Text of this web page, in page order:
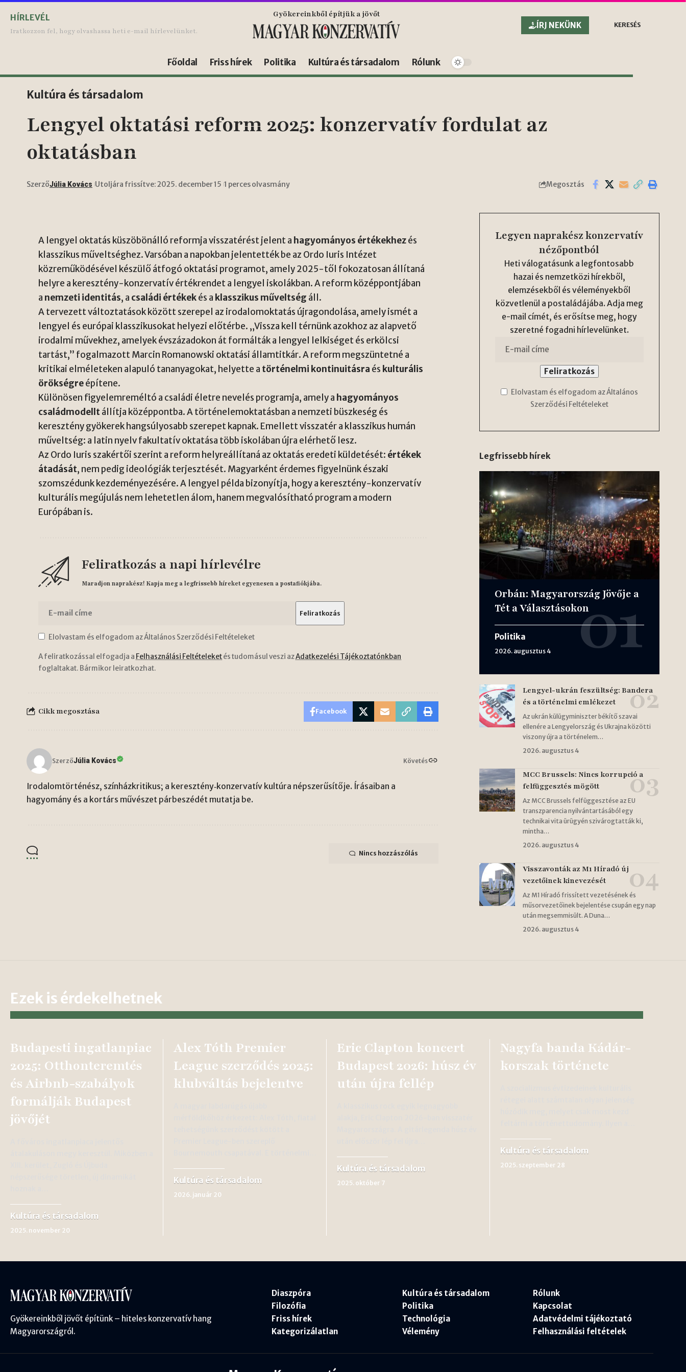
HÍRLEVÉL
Iratkozzon fel, hogy olvashassa heti e-mail hírlevelünket.
Gyökereinkből építjük a jövőt
ÍRJ NEKÜNK
KERESÉS
Főoldal Friss hírek Politika Kultúra és társadalom Rólunk
Kultúra és társadalom
Lengyel oktatási reform 2025: konzervatív fordulat az
oktatásban
SzerzőJúlia Kovács Utoljára frissítve: 2025. december 15 1 perces olvasmány Megosztás
A lengyel oktatás küszöbönálló reformja visszatérést jelent a hagyományos értékekhezés
klasszikus műveltséghez. Varsóban a napokban jelentették be az Ordo Iuris Intézet
közreműködésével készülő átfogó oktatási programot, amely 2025-től fokozatosan állítaná
helyre a keresztény-konzervatív értékrendet a lengyel iskolákban. A reform középpontjában
a nemzeti identitás, a családi értékekés a klasszikus műveltség áll.
A tervezett változtatások között szerepel az irodalomoktatás újragondolása, amely ismét a
lengyel és európai klasszikusokat helyezi előtérbe. „Vissza kell térnünk azokhoz az alapvető
irodalmi művekhez, amelyek évszázadokon át formálták a lengyel lelkiséget és erkölcsi
tartást,” fogalmazott Marcin Romanowski oktatási államtitkár. A reform megszüntetné a
kritikai elméleteken alapuló tananyagokat, helyette a történelmi kontinuitásra és kulturális
örökségreépítene.
Különösen figyelemreméltó a családi életre nevelés programja, amely a hagyományos
családmodelltállítja középpontba. A történelemoktatásban a nemzeti büszkeség és
keresztény gyökerek hangsúlyosabb szerepet kapnak. Emellett visszatér a klasszikus humán
műveltség: a latin nyelv fakultatív oktatása több iskolában újra elérhető lesz.
Az Ordo Iuris szakértői szerint a reform helyreállítaná az oktatás eredeti küldetését: értékek
átadását, nem pedig ideológiák terjesztését. Magyarként érdemes figyelnünk északi
szomszédunk kezdeményezésére. A lengyel példa bizonyítja, hogy a keresztény-konzervatív
kulturális megújulás nem lehetetlen álom, hanem megvalósítható program a modern
Európában is.
Feliratkozás a napi hírlevélre
Maradjon naprakész! Kapja meg a legfrissebb híreket egyenesen a postafiókjába.
Elolvastam és elfogadom az Általános Szerződési Feltételeket
A feliratkozással elfogadja a Felhasználási Feltételeketés tudomásul veszi azAdatkezelési Tájékoztatónkban
foglaltakat. Bármikor leiratkozhat.
Cikk megosztása Facebook
SzerzőJúlia Kovács Követés
Irodalomtörténész, színházkritikus; a keresztény‑konzervatív kultúra népszerűsítője. Írásaiban a
hagyomány és a kortárs művészet párbeszédét mutatja be.
Nincs hozzászólás
Legyen naprakész konzervatív
nézőpontból
Heti válogatásunk a legfontosabb
hazai és nemzetközi hírekből,
elemzésekből és véleményekből
közvetlenül a postaládájába. Adja meg
e-mail címét, és erősítse meg, hogy
szeretné fogadni hírlevelünket.
Elolvastam és elfogadom az Általános
Szerződési Feltételeket
Legfrissebb hírek
Orbán: Magyarország Jövője a
Tét a Választásokon
Politika
2026. augusztus 4
Lengyel-ukrán feszültség: Bandera
és a történelmi emlékezet
Az ukrán külügyminiszter békítő szavai
ellenére a Lengyelország és Ukrajna közötti
viszony újra a történelem…
2026. augusztus 4
MCC Brussels: Nincs korrupció a
felfüggesztés mögött
Az MCC Brussels felfüggesztése az EU
transzparencia nyilvántartásából egy
technikai vita ürügyén szivárogtatták ki,
mintha…
2026. augusztus 4
Visszavonták az M1 Híradó új
vezetőinek kinevezését
Az M1 Híradó frissített vezetésének és
műsorvezetőinek bejelentése csupán egy nap
után megsemmisült. A Duna…
2026. augusztus 4
Ezek is érdekelhetnek
Budapesti ingatlanpiac
2025: Otthonteremtés
és Airbnb-szabályok
formálják Budapest
jövőjét
Kultúra és társadalom
2025. november 20
Alex Tóth Premier
League szerződés 2025:
klubváltás bejelentve
Kultúra és társadalom
2026. január 20
Eric Clapton koncert
Budapest 2026: húsz év
után újra fellép
Kultúra és társadalom
2025. október 7
Nagyfa banda Kádár-
korszak története
Kultúra és társadalom
2025. szeptember 28
Gyökereinkből jövőt építünk – hiteles konzervatív hang
Magyarországról.
Diaszpóra
Filozófia
Friss hírek
Kategorizálatlan
Kultúra és társadalom
Politika
Technológia
Vélemény
Rólunk
Kapcsolat
Adatvédelmi tájékoztató
Felhasználási feltételek